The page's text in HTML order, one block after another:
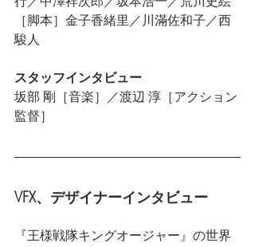
［脚本］金子香緒里／川滿佐和子／西
駿人
スタッフインタビュー
坂部 剛［音楽］／渡辺 淳［アクション
監督］
VFX、デザイナーインタビュー
『王様戦隊キングオージャー』の世界